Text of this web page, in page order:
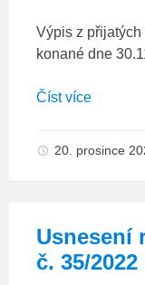
Výpis z
konané dne
Číst více
20. prosince
Usnesení
č. 35/2022